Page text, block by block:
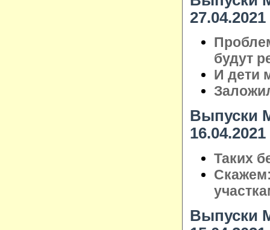
27.04.2021
будут
И дети
Выпуски
16.04.2021
Таких
Выпуски